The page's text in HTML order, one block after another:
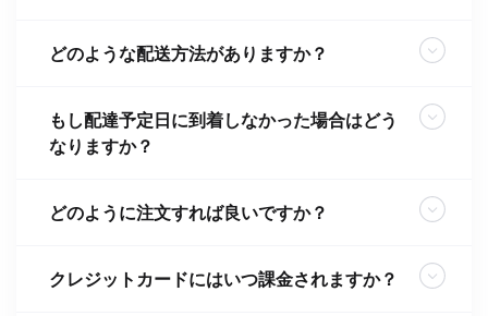
どのような配送方法がありますか？
もし配達予定日に到着しなかった場合はどう
なりますか？
どのように注文すれば良いですか？
クレジットカードにはいつ課金されますか？